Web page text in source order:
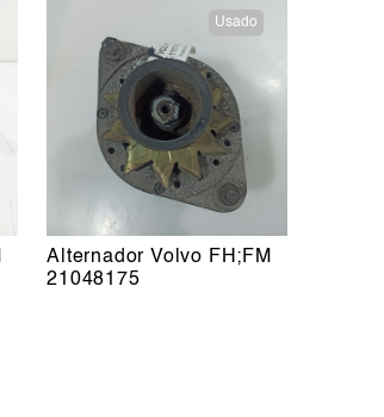
Usado
Alternador Volvo FH;FM
21048175